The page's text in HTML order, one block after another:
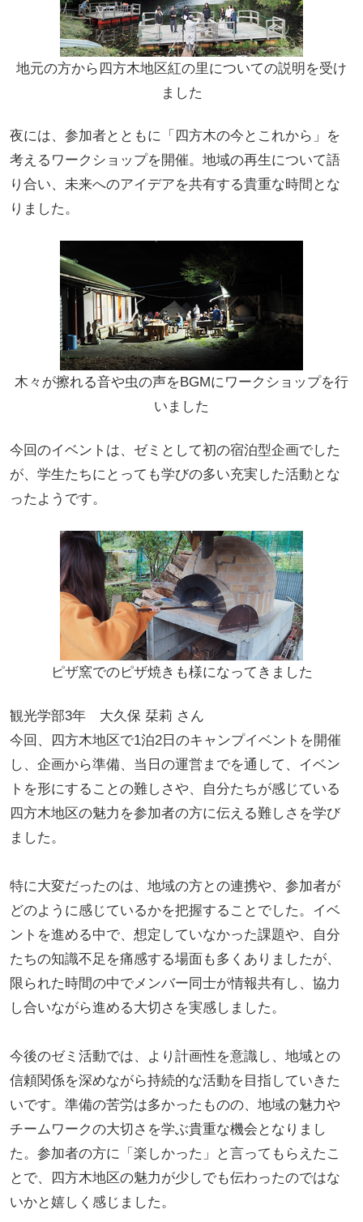
地元の方から四方木地区紅の里についての説明を受け
ました
夜には、参加者とともに「四方木の今とこれから」を
考えるワークショップを開催。地域の再生について語
り合い、未来へのアイデアを共有する貴重な時間とな
りました。
木々が擦れる音や虫の声をBGMにワークショップを行
いました
今回のイベントは、ゼミとして初の宿泊型企画でした
が、学生たちにとっても学びの多い充実した活動とな
ったようです。
ピザ窯でのピザ焼きも様になってきました
観光学部3年 大久保 栞莉 さん
今回、四方木地区で1泊2日のキャンプイベントを開催
し、企画から準備、当日の運営までを通して、イベン
トを形にすることの難しさや、自分たちが感じている
四方木地区の魅力を参加者の方に伝える難しさを学び
ました。
特に大変だったのは、地域の方との連携や、参加者が
どのように感じているかを把握することでした。イベ
ントを進める中で、想定していなかった課題や、自分
たちの知識不足を痛感する場面も多くありましたが、
限られた時間の中でメンバー同士が情報共有し、協力
し合いながら進める大切さを実感しました。
今後のゼミ活動では、より計画性を意識し、地域との
信頼関係を深めながら持続的な活動を目指していきた
いです。準備の苦労は多かったものの、地域の魅力や
チームワークの大切さを学ぶ貴重な機会となりまし
た。参加者の方に「楽しかった」と言ってもらえたこ
とで、四方木地区の魅力が少しでも伝わったのではな
いかと嬉しく感じました。